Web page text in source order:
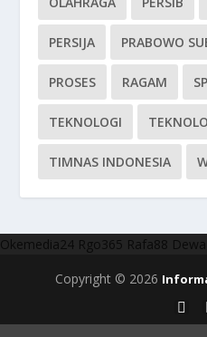
PERSIJA PRABOWO
PROSES RAGAM
TEKNOLOGI
TIMNAS INDONESIA
Okemedia24 Rgo365 Rafa88
Copyright © 2026